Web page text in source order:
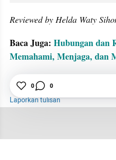
Reviewed by Helda Waty
Baca Juga: Hubungan dan
Memahami, Menjaga, dan
Hubungan
Laporkan tulisan
0 0